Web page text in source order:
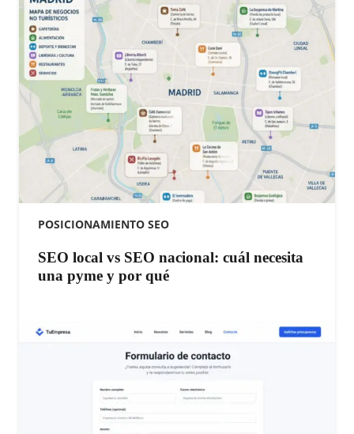
POSICIONAMIENTO SEO
SEO local vs SEO nacional: cuál necesita
una pyme y por qué